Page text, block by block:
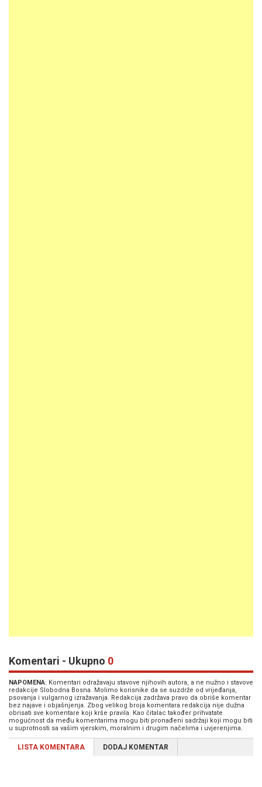
Komentari - Ukupno 0
NAPOMENA: Komentari odražavaju stavove njihovih autora, a ne nužno i stavove
redakcije Slobodna Bosna. Molimo korisnike da se suzdrže od vrijeđanja,
psovanja i vulgarnog izražavanja. Redakcija zadržava pravo da obriše komentar
bez najave i objašnjenja. Zbog velikog broja komentara redakcija nije dužna
obrisati sve komentare koji krše pravila. Kao čitalac također prihvatate
mogućnost da među komentarima mogu biti pronađeni sadržaji koji mogu biti
u suprotnosti sa vašim vjerskim, moralnim i drugim načelima i uvjerenjima.
LISTA KOMENTARA DODAJ KOMENTAR